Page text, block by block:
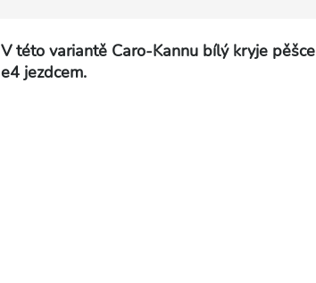
V této variantě Caro-Kannu bílý kryje pěšce
e4 jezdcem.